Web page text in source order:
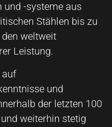
-systeme aus
Stählen bis zu
weltweit
Leistung.
auf
und
der letzten 100
weiterhin stetig